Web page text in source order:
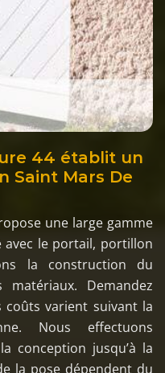
44 établit un
Saint Mars De
une large gamme
le portail, portillon
la construction du
Demandez
coûts varient suivant la
Nous effectuons
conception jusqu’à la
la pose dépendent du